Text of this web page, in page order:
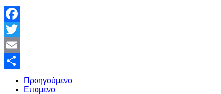
Facebook
Twitter
Email
Share
Προηγούμενο
Επόμενο